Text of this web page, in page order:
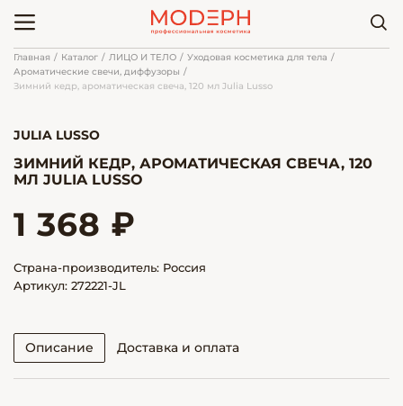
Главная Каталог ЛИЦО И ТЕЛО
Уходовая косметика для тела
Ароматические свечи, диффузоры
Зимний кедр, ароматическая свеча, 120 мл Julia Lusso
JULIA LUSSO
ЗИМНИЙ КЕДР, АРОМАТИЧЕСКАЯ СВЕЧА, 120
МЛ JULIA LUSSO
1 368 ₽
Страна-производитель: Россия
Артикул: 272221-JL
Описание Доставка и оплата